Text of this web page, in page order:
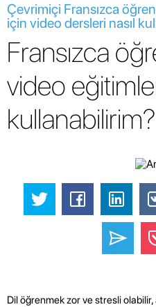
Çevrimiçi Fransızca
için video dersleri nasıl
Fransızca
video
kullanabilirim?
Dil öğrenmek zor ve stresli